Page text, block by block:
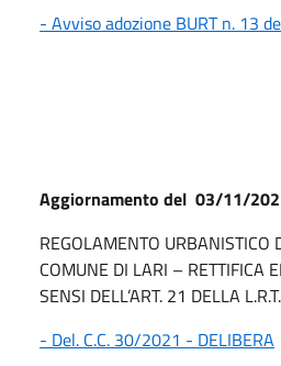
- Avviso adozione BURT n. 13
Aggiornamento del 03/11/
REGOLAMENTO URBANISTICO
COMUNE DI LARI – RETTIFICA
SENSI DELL’ART. 21 DELLA
- Del. C.C. 30/2021 - DELIBERA